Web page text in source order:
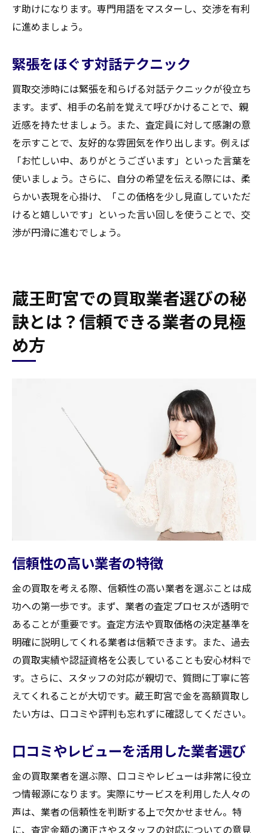
す助けになります。専門用語をマスターし、交渉を有利
に進めましょう。
緊張をほぐす対話テクニック
買取交渉時には緊張を和らげる対話テクニックが役立ち
ます。まず、相手の名前を覚えて呼びかけることで、親
近感を持たせましょう。また、査定員に対して感謝の意
を示すことで、友好的な雰囲気を作り出します。例えば
「お忙しい中、ありがとうございます」といった言葉を
使いましょう。さらに、自分の希望を伝える際には、柔
らかい表現を心掛け、「この価格を少し見直していただ
けると嬉しいです」といった言い回しを使うことで、交
渉が円滑に進むでしょう。
蔵王町宮での買取業者選びの秘
訣とは？信頼できる業者の見極
め方
信頼性の高い業者の特徴
金の買取を考える際、信頼性の高い業者を選ぶことは成
功への第一歩です。まず、業者の査定プロセスが透明で
あることが重要です。査定方法や買取価格の決定基準を
明確に説明してくれる業者は信頼できます。また、過去
の買取実績や認証資格を公表していることも安心材料で
す。さらに、スタッフの対応が親切で、質問に丁寧に答
えてくれることが大切です。蔵王町宮で金を高額買取し
たい方は、口コミや評判も忘れずに確認してください。
口コミやレビューを活用した業者選び
金の買取業者を選ぶ際、口コミやレビューは非常に役立
つ情報源になります。実際にサービスを利用した人々の
声は、業者の信頼性を判断する上で欠かせません。特
に、査定金額の適正さやスタッフの対応についての意見